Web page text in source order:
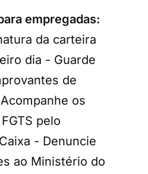
empregadas:
da carteira
dia - Guarde
de
os
pelo
- Denuncie
ao Ministério do